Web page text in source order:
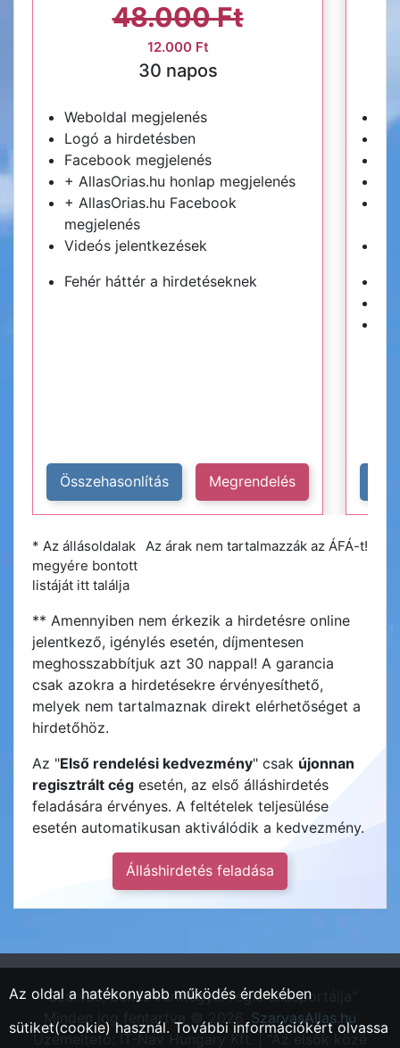
48.000 Ft
12.000 Ft
30 napos
Weboldal megjelenés
Logó a hirdetésben
Facebook megjelenés
+ AllasOrias.hu honlap megjelenés
+ AllasOrias.hu Facebook
megjelenés
Videós jelentkezések
Fehér háttér a hirdetéseknek
Összehasonlítás Megrendelés
Az árak nem tartalmazzák az ÁFÁ-t!
* Az állásoldalak
megyére bontott
listáját itt találja
** Amennyiben nem érkezik a hirdetésre online
jelentkező, igénylés esetén, díjmentesen
meghosszabbítjuk azt 30 nappal! A garancia
csak azokra a hirdetésekre érvényesíthető,
melyek nem tartalmaznak direkt elérhetőséget a
hirdetőhöz.
Az "Első rendelési kedvezmény" csak újonnan
regisztrált cég esetén, az első álláshirdetés
feladására érvényes. A feltételek teljesülése
esetén automatikusan aktiválódik a kedvezmény.
Álláshirdetés feladása
"Szarvas, Békés vármegyei régió állásportálja"
Minden jog fentartva © 2026.SzarvasAllas.hu
Üzemeltető: IT-Nav Hungary Kft. | "Az elsők közé
Az oldal a hatékonyabb működés érdekében
sütiket(cookie) használ. További információkért olvassa